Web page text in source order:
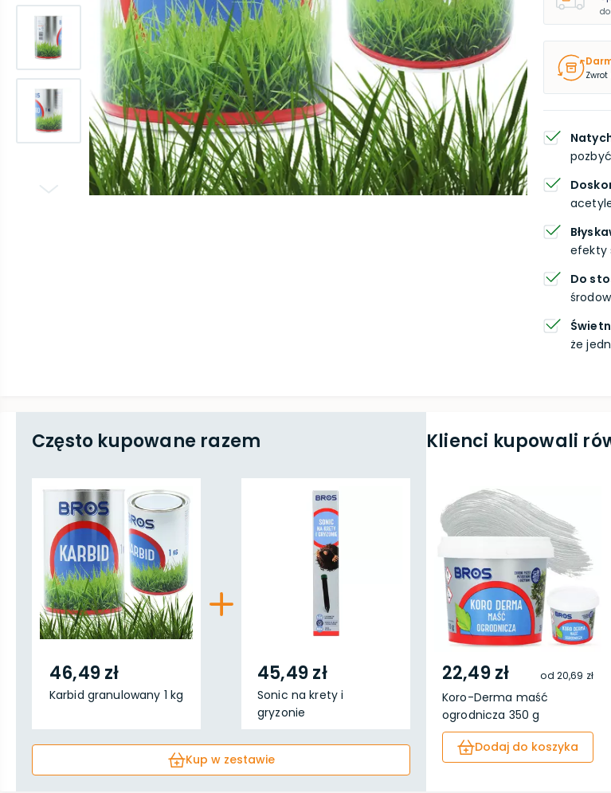
efekty
Do
że
Często kupowane razem
46,49 zł
Karbid granulowany 1 kg
45,49 zł
Sonic na krety i
gryzonie
Kup w zestawie
Klienci kupowali
22,49 zł od 20,69 zł
Koro-Derma maść
ogrodnicza 350 g
Dodaj do koszyka